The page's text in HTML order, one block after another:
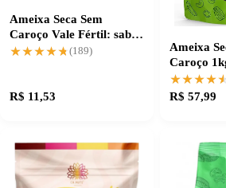
Ameixa Seca Sem
Caroço Vale Fértil: sabor
e praticidade
★★★★★
★★★★★ (189)
R$ 11,53
Ameixa
Caroço
qualidade
R$ 57,99